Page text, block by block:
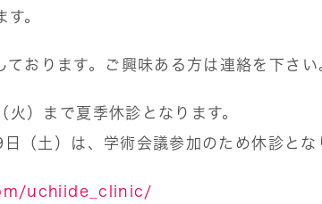
。
おります。ご興味ある方は連絡を下さい
）まで夏季休診となります。
（土）は、学術会議参加のため休診とな
uchiide_clinic/